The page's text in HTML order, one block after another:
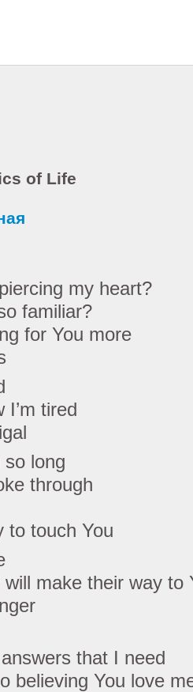
of Life
my heart?
familiar?
for You more
I’m tired
so long
through
to touch You
make their way to
that I need
believing You love